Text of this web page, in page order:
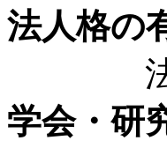
法人格の
法人
学会・研